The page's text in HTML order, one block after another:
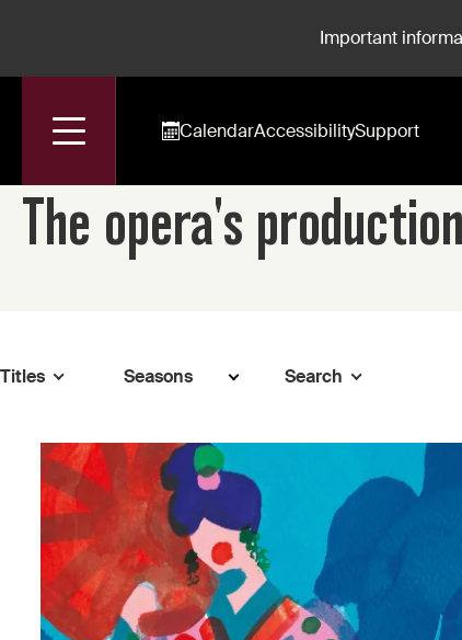
Important
CalendarAccessibilitySupport
Accueil The Opera's Productions Library
The opera's
Titles Search